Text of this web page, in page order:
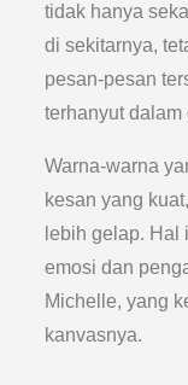
tidak hanya
di sekitarnya,
pesan-pesan
terhanyut dalam
Warna-warna
kesan yang
lebih gelap. Hal
emosi dan
Michelle, yang
kanvasnya.